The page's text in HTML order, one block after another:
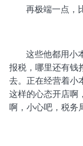
再极端一点，
这些他都用小
报税，哪里还有钱
去。正在经营着小
这样的心态开店啊
啊，小心吧，税务